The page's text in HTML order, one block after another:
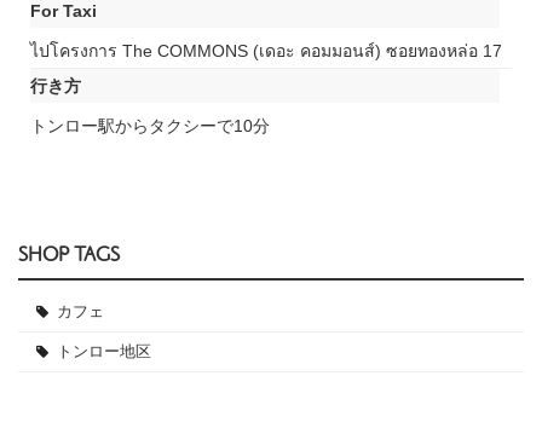
For Taxi
ไปโครงการ The COMMONS (เดอะ คอมมอนส์) ซอยทองหล่อ 17
行き方
トンロー駅からタクシーで10分
SHOP TAGS
カフェ
トンロー地区